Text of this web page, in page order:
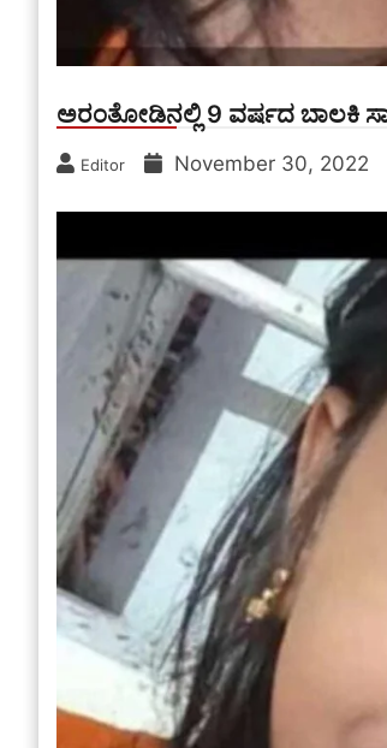
ಅರಂತೋಡಿನಲ್ಲಿ 9 ವರ್ಷದ ಬಾಲಕಿ
Editor November 30, 2022